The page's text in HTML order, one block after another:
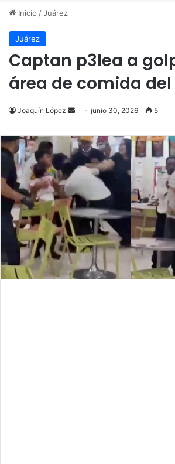
Inicio /Juárez
Juárez
Captan p3lea a
área de comida
Joaquín López
Send
email
junio 30, 2026 5